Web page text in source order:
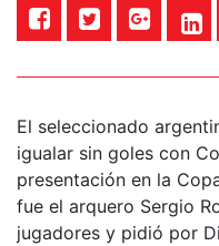
El seleccionado
igualar sin goles con
presentación en la
fue el arquero Sergio
jugadores y pidió por